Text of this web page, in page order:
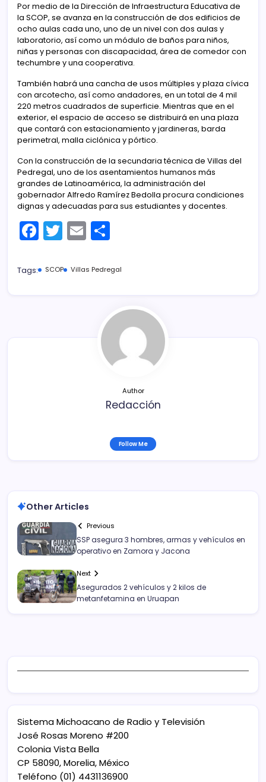
Por medio de la Dirección de Infraestructura Educativa de
la SCOP, se avanza en la construcción de dos edificios de
ocho aulas cada uno, uno de un nivel con dos aulas y
laboratorio, así como un módulo de baños para niños,
niñas y personas con discapacidad, área de comedor con
techumbre y una cooperativa.
También habrá una cancha de usos múltiples y plaza cívica
con arcotecho, así como andadores, en un total de 4 mil
220 metros cuadrados de superficie. Mientras que en el
exterior, el espacio de acceso se distribuirá en una plaza
que contará con estacionamiento y jardineras, barda
perimetral, malla ciclónica y pórtico.
Con la construcción de la secundaria técnica de Villas del
Pedregal, uno de los asentamientos humanos más
grandes de Latinoamérica, la administración del
gobernador Alfredo Ramírez Bedolla procura condiciones
dignas y adecuadas para sus estudiantes y docentes.
F
a
c
T
w
itt
E
m
ai m
ar
tir
Tags: SCOP Villas Pedregal
Author
Redacción
Follow Me
Other Articles
Previous
SSP asegura 3 hombres, armas y vehículos en
operativo en Zamora y Jacona
Next
Asegurados 2 vehículos y 2 kilos de
metanfetamina en Uruapan
Sistema Michoacano de Radio y Televisión
José Rosas Moreno #200
Colonia Vista Bella
CP 58090, Morelia, México
Teléfono (01) 4431136900